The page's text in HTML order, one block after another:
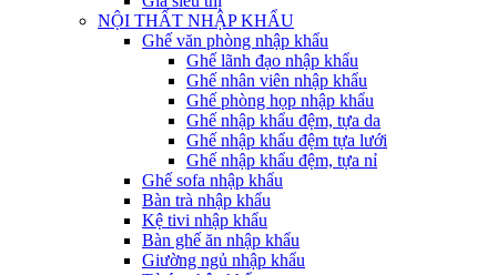
NỘI THẤT NHẬP KHẨU
Ghế văn phòng nhập khẩu
Ghế lãnh đạo nhập khẩu
Ghế nhân viên nhập khẩu
Ghế phòng họp nhập khẩu
Ghế nhập khẩu đệm, tựa da
Ghế nhập khẩu đệm tựa lưới
Ghế nhập khẩu đệm, tựa nỉ
Ghế sofa nhập khẩu
Bàn trà nhập khẩu
Kệ tivi nhập khẩu
Bàn ghế ăn nhập khẩu
Giường ngủ nhập khẩu